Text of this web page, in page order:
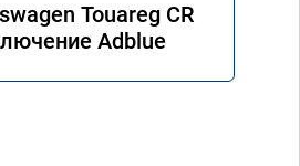
Touareg CR
Adblue